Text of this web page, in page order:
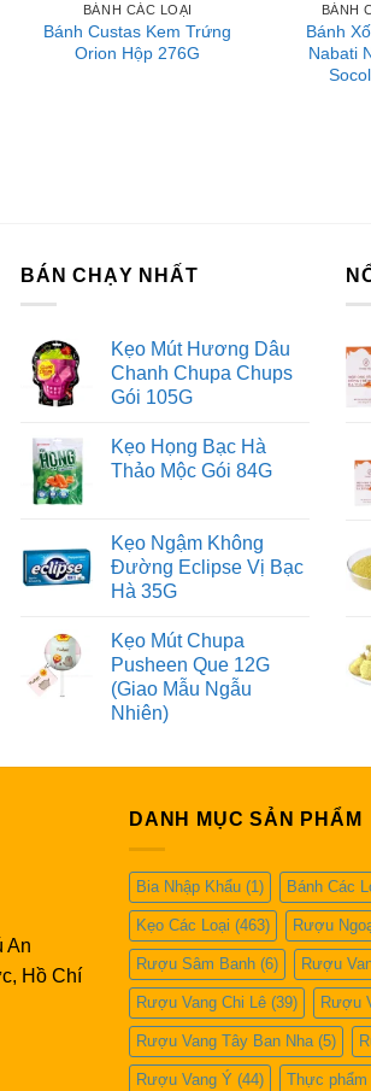
Liên hệ với Sài Gòn O2O
Trang Fanpage Sài Gòn O2O
BÁNH CÁC LOẠI
Bánh Custas Kem Trứng
Orion Hộp 276G
BÁNH
Bánh
Nabati
BÁN CHẠY NHẤT
Kẹo Mút Hương Dâu
Chanh Chupa Chups
Gói 105G
Kẹo Họng Bạc Hà
Thảo Mộc Gói 84G
Kẹo Ngậm Không
Đường Eclipse Vị Bạc
Hà 35G
Kẹo Mút Chupa
Pusheen Que 12G
(Giao Mẫu Ngẫu
Nhiên)
An
Hồ Chí
DANH MỤC SẢN PHẨM
Bia Nhập Khẩu (1) Bánh Các
Kẹo Các Loại (463) Rượu
Rượu Sâm Banh (6) Rượu
Rượu Vang Chi Lê (39) Rượu
Rượu Vang Tây Ban Nha(5)
Rượu Vang Ý (44) Thực phẩm